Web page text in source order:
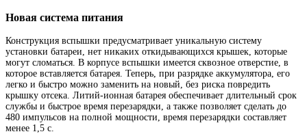
Новая система питания
Конструкция вспышки предусматривает уникальную систему
установки батареи, нет никаких откидывающихся крышек, которые
могут сломаться. В корпусе вспышки имеется сквозное отверстие, в
которое вставляется батарея. Теперь, при разрядке аккумулятора, его
легко и быстро можно заменить на новый, без риска повредить
крышку отсека. Литий-ионная батарея обеспечивает длительный срок
службы и быстрое время перезарядки, а также позволяет сделать до
480 импульсов на полной мощности, время перезарядки составляет
менее 1,5 с.